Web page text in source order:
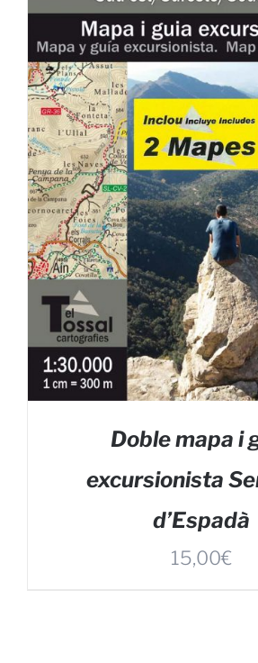
Doble mapa i
excursionista
d’Espadà
15,00€